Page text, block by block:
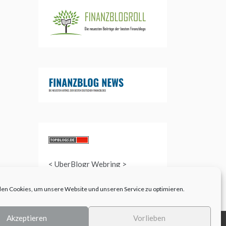
Cookies, um unsere Website und unseren Service zu optimieren.
Akzeptieren Vorlieben
< UberBlogr Webring >